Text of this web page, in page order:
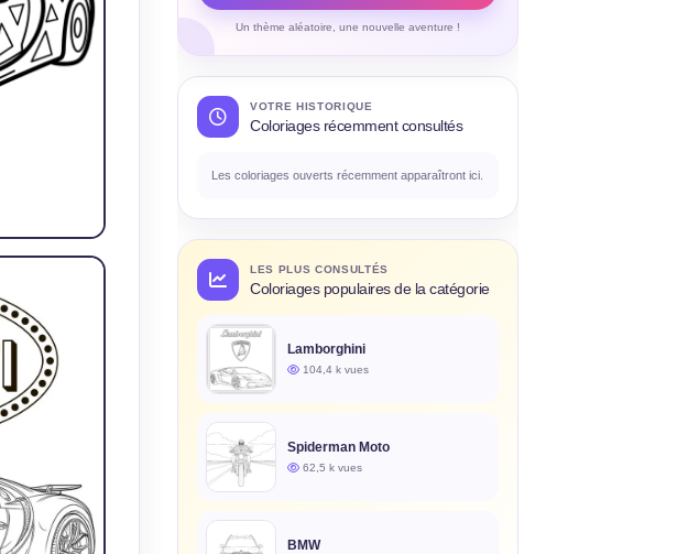
Un thème aléatoire, une nouvelle aventure !
VOTRE HISTORIQUE
Coloriages récemment consultés
Les coloriages ouverts récemment apparaîtront ici.
LES PLUS CONSULTÉS
Coloriages populaires de la catégorie
Lamborghini
104,4 k vues
Spiderman Moto
62,5 k vues
BMW